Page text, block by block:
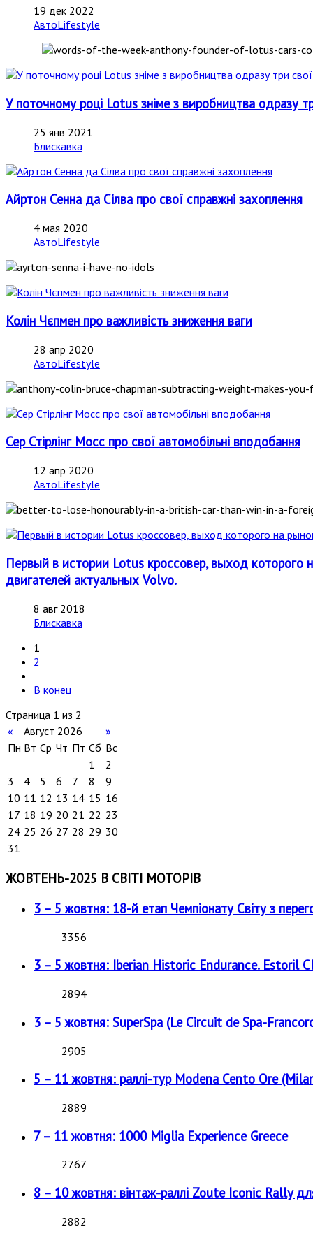
19 дек 2022
АвтоLifestyle
У поточному році Lotus зніме з виробництва одразу
25 янв 2021
Блискавка
Айртон Сенна да Сілва про свої справжні захоплення
4 мая 2020
АвтоLifestyle
Колін Чєпмен про важливість зниження ваги
28 апр 2020
АвтоLifestyle
Сер Стірлінг Мосс про свої автомобільні вподобання
12 апр 2020
АвтоLifestyle
Первый в истории Lotus кроссовер, выход которого
двигателей актуальных Volvo.
8 авг 2018
Блискавка
1
2
В конец
Страница 1 из 2
«
Август 2026
»
Пн Вт Ср Чт Пт Сб Вс
1
2
3
4 5 6 7 8
9
10 11 12 13 14 15 16
17 18 19 20 21 22 23
24 25 26 27 28 29 30
31
ЖОВТЕНЬ-2025 В СВІТІ МОТОРІВ
3 – 5 жовтня: 18-й етап Чемпіонату Світу з
3356
3 – 5 жовтня: Iberian Historic Endurance. Estoril
2894
3 – 5 жовтня: SuperSpa (Le Circuit de Spa-
2905
5 – 11 жовтня: раллі-тур Modena Cento Ore
2889
7 – 11 жовтня: 1000 Miglia Experience Greece
2767
8 – 10 жовтня: вінтаж-раллі Zoute Iconic Rally
2882